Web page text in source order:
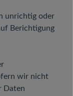
unrichtig oder
Berichtigung
wir nicht
Daten